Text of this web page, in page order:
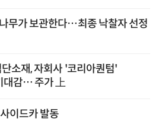
무가 보관한다…최종 낙찰자 선정
소재, 자회사 '코리아퀀텀'
대감… 주가 上
이드카 발동